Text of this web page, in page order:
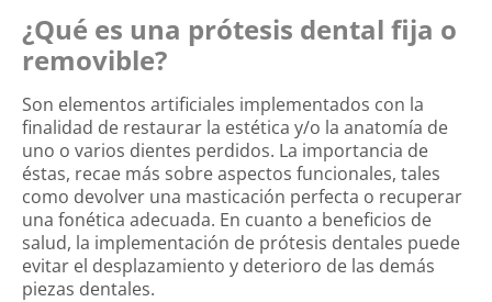
¿Qué es una prótesis dental fija o
removible?
Son elementos artificiales implementados con la
finalidad de restaurar la estética y/o la anatomía de
uno o varios dientes perdidos. La importancia de
éstas, recae más sobre aspectos funcionales, tales
como devolver una masticación perfecta o recuperar
una fonética adecuada. En cuanto a beneficios de
salud, la implementación de prótesis dentales puede
evitar el desplazamiento y deterioro de las demás
piezas dentales.